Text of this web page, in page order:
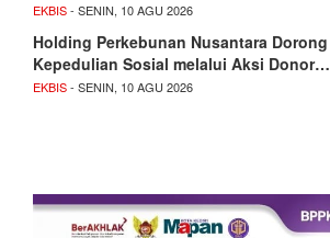
EKBIS- SENIN, 10 AGU 2026
Holding Perkebunan Nusantara Dorong
Kepedulian Sosial melalui Aksi Donor…
EKBIS- SENIN, 10 AGU 2026